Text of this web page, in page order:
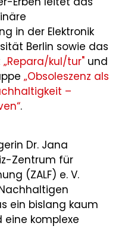
in der Elektronik
Berlin sowie das
„Repara/kul/tur" und
„Obsoleszenz als
–
.
Dr. Jana
Zentrum für
(ZALF) e. V.
ein bislang kaum
komplexe